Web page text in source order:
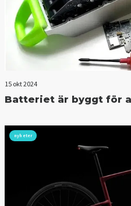
15 okt 2024
Batteriet är byggt för
nyheter